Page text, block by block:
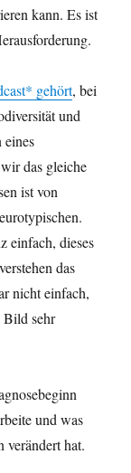
kann. Es ist
gehört, bei
und
eines
das gleiche
ist von
einfach, dieses
das
nicht einfach,
Bild sehr
und was
verändert hat.